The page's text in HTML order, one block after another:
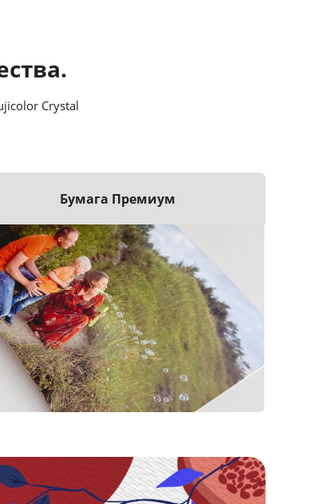
Crystal
Бумага Премиум